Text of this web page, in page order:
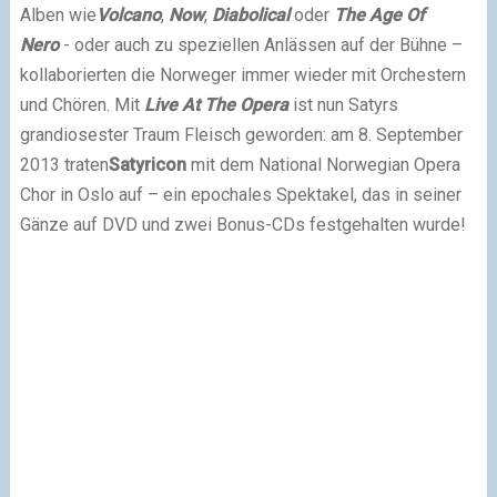
Alben wie Volcano, Now, Diabolicaloder The Age Of
Nero- oder auch zu speziellen Anlässen auf der Bühne –
kollaborierten die Norweger immer wieder mit Orchestern
und Chören. Mit Live At The Operaist nun Satyrs
grandiosester Traum Fleisch geworden: am 8. September
2013 tratenSatyriconmit dem National Norwegian Opera
Chor in Oslo auf – ein epochales Spektakel, das in seiner
Gänze auf DVD und zwei Bonus-CDs festgehalten wurde!